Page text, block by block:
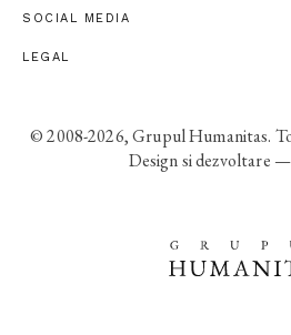
SOCIAL MEDIA
LEGAL
© 2008-2026, Grupul Humanitas.
Design si dezvoltare